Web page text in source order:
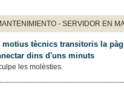
- SERVIDOR EN
motius tècnics transitoris la
dins d'uns minuts
les molèsties.